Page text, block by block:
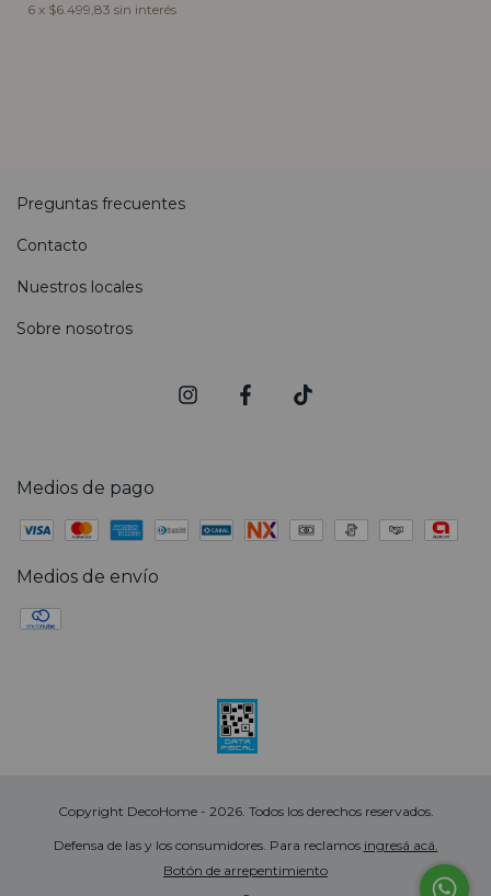
6 x $6.499,83 sin interés
Preguntas frecuentes
Contacto
Nuestros locales
Sobre nosotros
Medios de pago
Medios de envío
Copyright DecoHome - 2026. Todos los derechos reservados.
Defensa de las y los consumidores. Para reclamos ingresá acá.
Botón de arrepentimiento